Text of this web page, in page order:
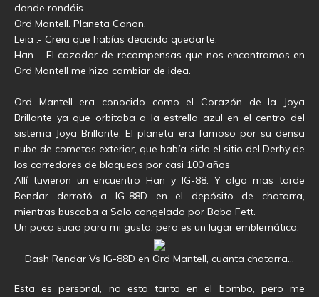
donde rondáis.
Ord Mantell. Planeta Canon.
Leia .- Creia que habías decidido quedarte.
Han .- El cazador de recompensas que nos encontramos en
Ord Mantell me hizo cambiar de idea.
Ord Mantell era conocido como el Corazón de la Joya
Brillante ya que orbitaba a la estrella azul en el centro del
sistema Joya Brillante. El planeta era famoso por su densa
nube de cometas exterior, que había sido el sitio del Derby de
los corredores de bloqueos por casi 100 años
Allí tuvieron un encuentro Han y IG-88. Y algo mas tarde
Rendar derrotó a IG-88D en el depósito de chatarra,
mientras buscaba a Solo congelado por Boba Fett.
Un poco sucio para mi gusto, pero es un lugar emblemático.
Dash Rendar Vs IG-88D en Ord Mantell, cuanta chatarra…
Esta es personal, no esta tanto en el bombo, pero me